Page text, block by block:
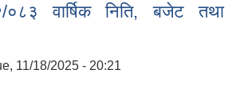
वार्षिक निति, बजेट तथा
11/18/2025 - 20:21